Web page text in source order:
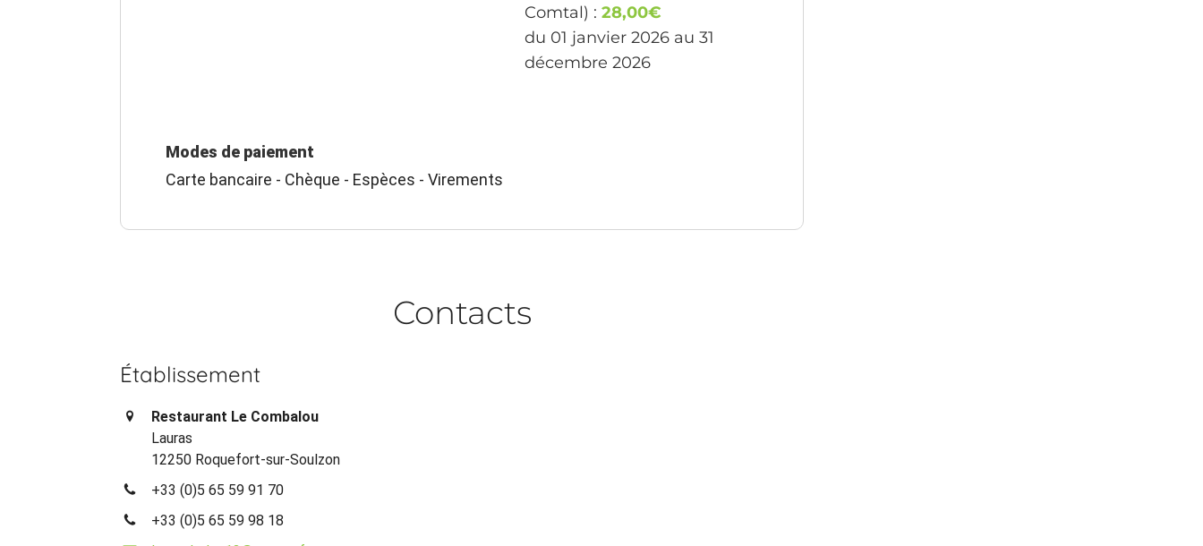
Comtal) :28,00€
du 01 janvier 2026 au 31
décembre 2026
Modes de paiement
Carte bancaire - Chèque - Espèces - Virements
Contacts
Établissement
Restaurant Le Combalou
Lauras
12250 Roquefort-sur-Soulzon
+33 (0)5 65 59 91 70
+33 (0)5 65 59 98 18